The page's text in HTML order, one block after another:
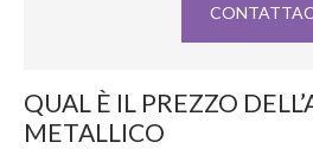
QUAL È IL PREZZO
METALLICO